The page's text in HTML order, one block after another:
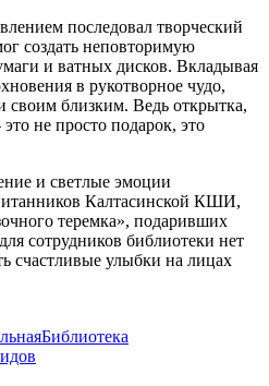
последовал творческий
создать неповторимую
и ватных дисков. Вкладывая
в рукотворное чудо,
своим близким. Ведь открытка,
не просто подарок, это
и светлые эмоции
Калтасинской КШИ,
теремка», подаривших
сотрудников библиотеки нет
счастливые улыбки на лицах